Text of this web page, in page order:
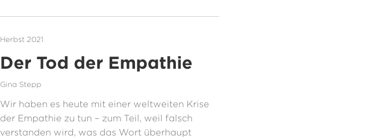
Herbst 2021
Der Tod der Empathie
Gina Stepp
Wir haben es heute mit einer weltweiten Krise
der Empathie zu tun – zum Teil, weil falsch
verstanden wird, was das Wort überhaupt